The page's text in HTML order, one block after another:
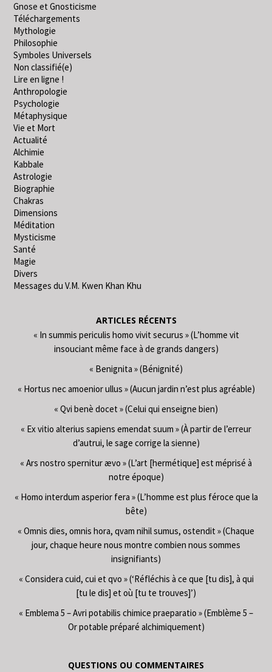
Gnose et Gnosticisme
Téléchargements
Mythologie
Philosophie
Symboles Universels
Non classifié(e)
Lire en ligne !
Anthropologie
Psychologie
Métaphysique
Vie et Mort
Actualité
Alchimie
Kabbale
Astrologie
Biographie
Chakras
Dimensions
Méditation
Mysticisme
Santé
Magie
Divers
Messages du V.M. Kwen Khan Khu
ARTICLES RÉCENTS
« In summis periculis homo vivit securus » (L’homme vit
insouciant même face à de grands dangers)
« Benignita » (Bénignité)
« Hortus nec amoenior ullus » (Aucun jardin n’est plus agréable)
« Qvi benè docet » (Celui qui enseigne bien)
« Ex vitio alterius sapiens emendat suum » (À partir de l’erreur
d’autrui, le sage corrige la sienne)
« Ars nostro spernitur ævo » (L’art [hermétique] est méprisé à
notre époque)
« Homo interdum asperior fera » (L’homme est plus féroce que la
bête)
« Omnis dies, omnis hora, qvam nihil sumus, ostendit » (Chaque
jour, chaque heure nous montre combien nous sommes
insignifiants)
« Considera cuid, cui et qvo » (‘Réfléchis à ce que [tu dis], à qui
[tu le dis] et où [tu te trouves]’)
« Emblema 5 – Avri potabilis chimice praeparatio » (Emblème 5 –
Or potable préparé alchimiquement)
QUESTIONS OU COMMENTAIRES